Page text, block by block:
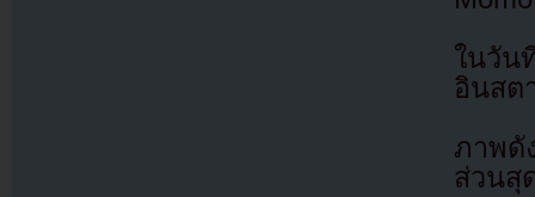
ในวัน
อินสต
ภาพดั
ส่วนสุ